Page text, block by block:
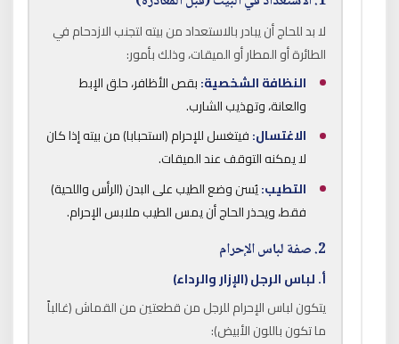
لا بد للحاج أن يبادر بالاستعداد من بيته لتجنب الازدحام في
الطائرة أو المطار أو الميقات، وذلك بأمور:
النظافة الشخصية:بقص الأظافر، حلق الإبط
والعانة، وتهذيب الشارب.
الاغتسال:فيتغسل للإحرام (استحبابا) من بيته إذا كان
لا يمكنه التوقف عند الميقات.
التطيب:يُسن وضع الطيب على البدن (الرأس واللحية)
فقط، ويحذر الحاج أن يمس الطيب ملابس الإحرام.
2. صفة لباس الإحرام
أ. لباس الرجل (الإزار والرداء)
يتكون لباس الإحرام للرجل من قطعتين من القماش (غالباً
ما تكون باللون الأبيض):